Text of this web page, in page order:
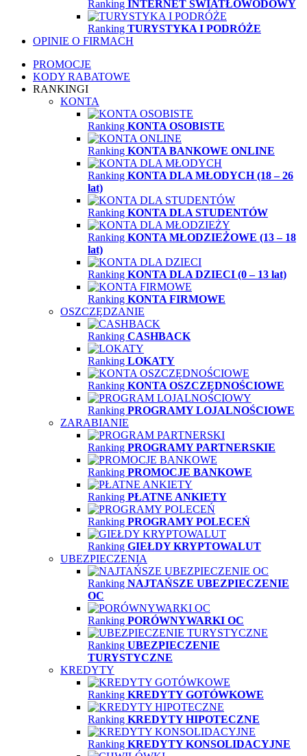
Ranking INTERNET ŚWIATŁOWODOWY
Ranking TURYSTYKA I PODRÓŻE
OPINIE O FIRMACH
PROMOCJE
KODY RABATOWE
RANKINGI
KONTA
Ranking KONTA OSOBISTE
Ranking KONTA BANKOWE ONLINE
Ranking KONTA DLA MŁODYCH (18 – 26
lat)
Ranking KONTA DLA STUDENTÓW
Ranking KONTA MŁODZIEŻOWE (13 – 18
lat)
Ranking KONTA DLA DZIECI (0 – 13 lat)
Ranking KONTA FIRMOWE
OSZCZĘDZANIE
Ranking CASHBACK
Ranking LOKATY
Ranking KONTA OSZCZĘDNOŚCIOWE
Ranking PROGRAMY LOJALNOŚCIOWE
ZARABIANIE
Ranking PROGRAMY PARTNERSKIE
Ranking PROMOCJE BANKOWE
Ranking PŁATNE ANKIETY
Ranking PROGRAMY POLECEŃ
Ranking GIEŁDY KRYPTOWALUT
UBEZPIECZENIA
Ranking NAJTAŃSZE UBEZPIECZENIE
OC
Ranking PORÓWNYWARKI OC
Ranking UBEZPIECZENIE
TURYSTYCZNE
KREDYTY
Ranking KREDYTY GOTÓWKOWE
Ranking KREDYTY HIPOTECZNE
Ranking KREDYTY KONSOLIDACYJNE